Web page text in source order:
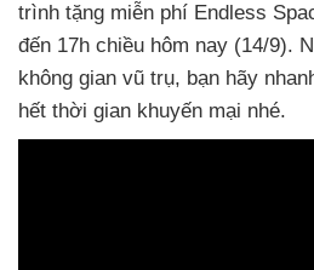
trình tặng miễn phí Endless
đến 17h chiều hôm nay (14/9).
không gian vũ trụ, bạn hãy
hết thời gian khuyến mại nhé.